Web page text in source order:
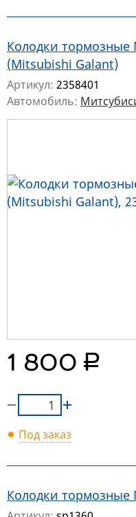
Колодки тормозные
(Mitsubishi Galant)
Артикул: 2358401
Автомобиль:
1 800 руб.
Под заказ
Колодки тормозные